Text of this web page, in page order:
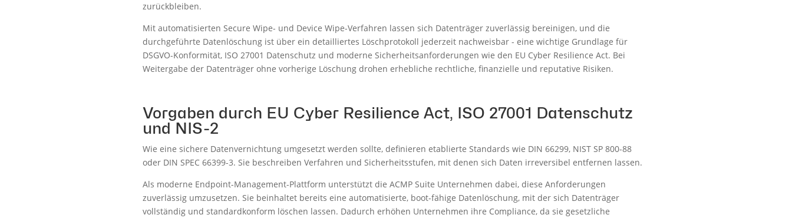
zurückbleiben.
Mit automatisierten Secure Wipe- und Device Wipe-Verfahren lassen sich Datenträger zuverlässig bereinigen, und die
durchgeführte Datenlöschung ist über ein detailliertes Löschprotokoll jederzeit nachweisbar - eine wichtige Grundlage für
DSGVO-Konformität, ISO 27001 Datenschutz und moderne Sicherheitsanforderungen wie den EU Cyber Resilience Act. Bei
Weitergabe der Datenträger ohne vorherige Löschung drohen erhebliche rechtliche, finanzielle und reputative Risiken.
Vorgaben durch EU Cyber Resilience Act, ISO 27001 Datenschutz
und NIS-2
Wie eine sichere Datenvernichtung umgesetzt werden sollte, definieren etablierte Standards wie DIN 66299, NIST SP 800-88
oder DIN SPEC 66399-3. Sie beschreiben Verfahren und Sicherheitsstufen, mit denen sich Daten irreversibel entfernen lassen.
Als moderne Endpoint-Management-Plattform unterstützt die ACMP Suite Unternehmen dabei, diese Anforderungen
zuverlässig umzusetzen. Sie beinhaltet bereits eine automatisierte, boot-fähige Datenlöschung, mit der sich Datenträger
vollständig und standardkonform löschen lassen. Dadurch erhöhen Unternehmen ihre Compliance, da sie gesetzliche